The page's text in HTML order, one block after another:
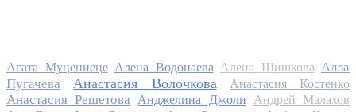
Агата Муцениеце Алена Водонаева Алена Шишкова Алла
Пугачева
Анастасия Волочкова Анастасия Костенко
Анастасия Решетова Анджелина Джоли
Андрей Малахов